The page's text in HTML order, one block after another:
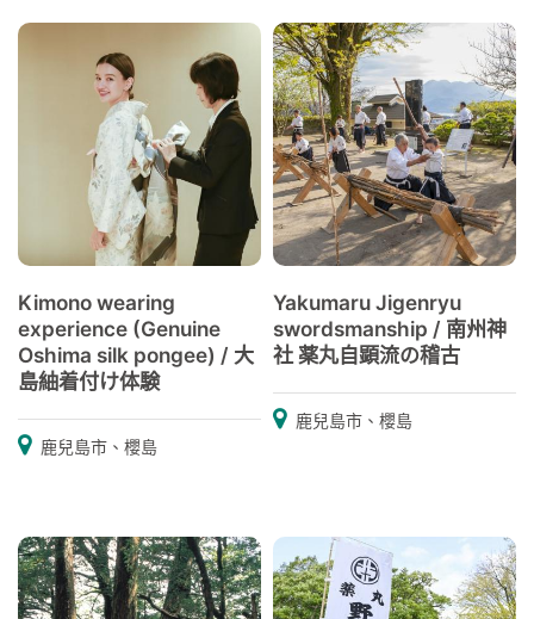
Kimono wearing
experience (Genuine
Oshima silk pongee) / 大
島紬着付け体験
鹿兒島市、櫻島
Yakumaru Jigenryu
swordsmanship / 南州神
社 薬丸自顕流の稽古
鹿兒島市、櫻島